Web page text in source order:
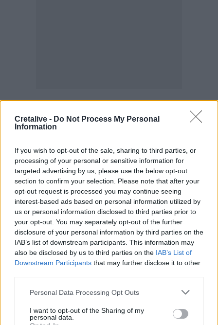
Cretalive - Do Not Process My Personal
Information
If you wish to opt-out of the sale, sharing to third parties, or
processing of your personal or sensitive information for
targeted advertising by us, please use the below opt-out
section to confirm your selection. Please note that after your
opt-out request is processed you may continue seeing
interest-based ads based on personal information utilized by
us or personal information disclosed to third parties prior to
your opt-out. You may separately opt-out of the further
disclosure of your personal information by third parties on the
IAB’s list of downstream participants. This information may
also be disclosed by us to third parties on the IAB’s List of
Downstream Participants that may further disclose it to other
Personal Data Processing Opt Outs
I want to opt-out of the Sharing of my
personal data.
Λωρίδα της Γάζας Βομβαρδισμοί
Γίνε ο ρεπόρτερ του CRETALIVE
ΣΤΕΊΛΕ ΤΗΝ ΕΊΔΗΣΗ
Ροή ειδήσεων Δημοφιλή
05:52
τσουχτερά πρόστιμα έως 1.000 ευρώ